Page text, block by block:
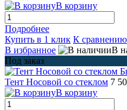
В корзину
Подробнее
Купить в 1 клик К сравнению
В избранное
В
Под заказ
Тент Носовой со стеклом 7
В корзину